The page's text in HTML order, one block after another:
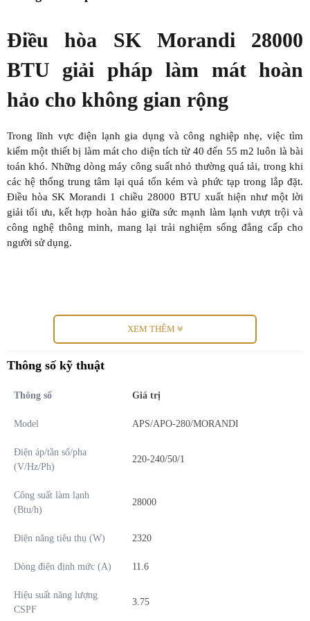
Điều hòa SK Morandi 28000
BTU giải pháp làm mát hoàn
hảo cho không gian rộng
Trong lĩnh vực điện lạnh gia dụng và công nghiệp nhẹ, việc tìm
kiếm một thiết bị làm mát cho diện tích từ 40 đến 55 m2 luôn là bài
toán khó. Những dòng máy công suất nhỏ thường quá tải, trong khi
các hệ thống trung tâm lại quá tốn kém và phức tạp trong lắp đặt.
Điều hòa SK Morandi 1 chiều 28000 BTU xuất hiện như một lời
giải tối ưu, kết hợp hoàn hảo giữa sức mạnh làm lạnh vượt trội và
công nghệ thông minh, mang lại trải nghiệm sống đẳng cấp cho
người sử dụng.
Những giá trị cốt lõi và lợi ích thiết thực từ
Sản phẩm không chỉ là một thiết bị làm mát thông thường mà còn
Khả năng làm mát siêu tốc giúp căn phòng đạt nhiệt độ lý
XEM THÊM
Thông số kỹ thuật
Thông số Giá trị
Model APS/APO-280/MORANDI
Điện áp/tần số/pha
(V/Hz/Ph)
220-240/50/1
Công suất làm lạnh
(Btu/h)
28000
Điện năng tiêu thụ (W) 2320
Dòng điện định mức (A) 11.6
Hiệu suất năng lượng
CSPF
3.75